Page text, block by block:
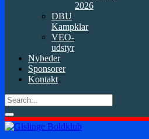
2026
DBU
Kampklar
VEO-
udstyr
Nyheder
Sponsorer
Kontakt